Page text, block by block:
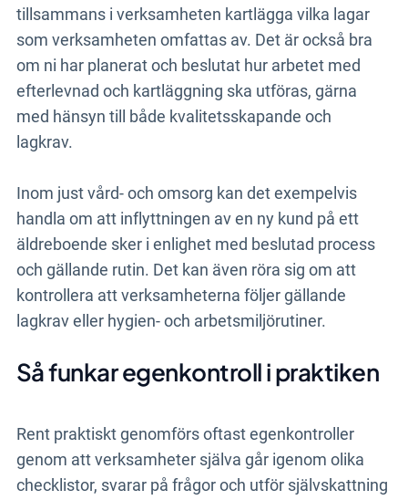
tillsammans i verksamheten kartlägga vilka lagar
som verksamheten omfattas av. Det är också bra
om ni har planerat och beslutat hur arbetet med
efterlevnad och kartläggning ska utföras, gärna
med hänsyn till både kvalitetsskapande och
lagkrav.
Inom just vård- och omsorg kan det exempelvis
handla om att inflyttningen av en ny kund på ett
äldreboende sker i enlighet med beslutad process
och gällande rutin. Det kan även röra sig om att
kontrollera att verksamheterna följer gällande
lagkrav eller hygien- och arbetsmiljörutiner.
Så funkar egenkontroll i praktiken
Rent praktiskt genomförs oftast egenkontroller
genom att verksamheter själva går igenom olika
checklistor, svarar på frågor och utför självskattning